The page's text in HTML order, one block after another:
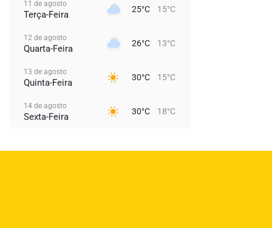
11 de agosto
Terça-Feira 25°C 15°C
12 de agosto
Quarta-Feira 26°C 13°C
13 de agosto
Quinta-Feira 30°C 15°C
14 de agosto
Sexta-Feira 30°C 18°C